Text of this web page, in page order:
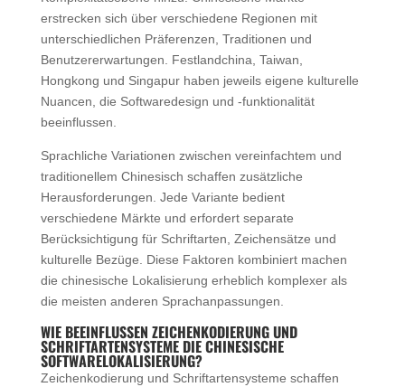
erstrecken sich über verschiedene Regionen mit
unterschiedlichen Präferenzen, Traditionen und
Benutzererwartungen. Festlandchina, Taiwan,
Hongkong und Singapur haben jeweils eigene kulturelle
Nuancen, die Softwaredesign und -funktionalität
beeinflussen.
Sprachliche Variationen zwischen vereinfachtem und
traditionellem Chinesisch schaffen zusätzliche
Herausforderungen. Jede Variante bedient
verschiedene Märkte und erfordert separate
Berücksichtigung für Schriftarten, Zeichensätze und
kulturelle Bezüge. Diese Faktoren kombiniert machen
die chinesische Lokalisierung erheblich komplexer als
die meisten anderen Sprachanpassungen.
WIE BEEINFLUSSEN ZEICHENKODIERUNG UND
SCHRIFTARTENSYSTEME DIE CHINESISCHE
SOFTWARELOKALISIERUNG?
Zeichenkodierung und Schriftartensysteme schaffen